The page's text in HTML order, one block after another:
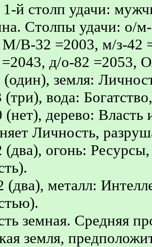
1-й столп удачи:
Столпы удачи: о/м-
М/В-32 =2003, м/з-42
д/о-82 =2053,
(один), земля:
(три), вода:
(нет), дерево:
Личность,
(два), огонь:
(два), металл:
земная. Средняя
земля,